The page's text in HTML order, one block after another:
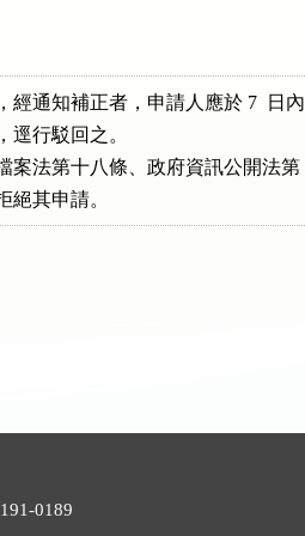
經通知補正者，申請人應於 7  日內
逕行駁回之。
案法第十八條、政府資訊公開法第
絕其申請。
0189